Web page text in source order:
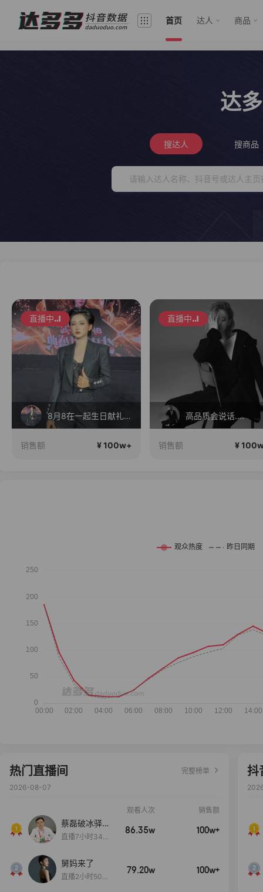
首页 达人 商品
达
搜达人 搜商品
直播中
高品质会说话….
销售额 ¥ 100w+
直播中
17Pro Max 24期免息
销售额 ¥
热门直播间
完整榜单
2026-08-07
观看人次 销售额
蔡磊破冰驿站
直播间好物分
直播7小时34分
86.35w 100w+
舅妈来了
直播2小时50分
79.20w 100w+
抖